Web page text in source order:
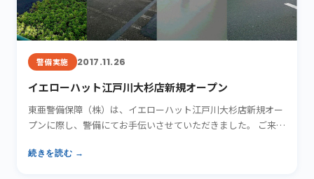
警備実施 2017.11.26
イエローハット江戸川大杉店新規オープン
東亜警備保障（株）は、イエローハット江戸川大杉店新規オー
プンに際し、警備にてお手伝いさせていただきました。 ご来場
続きを読む →